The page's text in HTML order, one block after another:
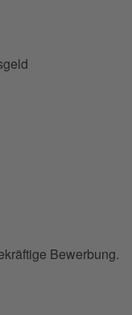
Bewerbung.